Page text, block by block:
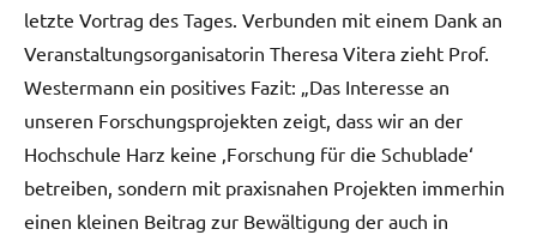
letzte Vortrag des Tages. Verbunden mit einem Dank an
Veranstaltungsorganisatorin Theresa Vitera zieht Prof.
Westermann ein positives Fazit: „Das Interesse an
unseren Forschungsprojekten zeigt, dass wir an der
Hochschule Harz keine ‚Forschung für die Schublade‘
betreiben, sondern mit praxisnahen Projekten immerhin
einen kleinen Beitrag zur Bewältigung der auch in